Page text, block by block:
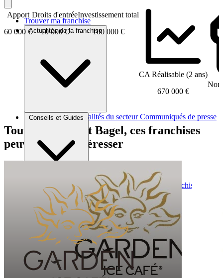
Trouver ma franchise
Actualités de la franchise
Brèves et actus Actualités du secteur Communiqués de presse
Conseils et Guides
Conseils généraux Devenir franchisé Devenir franchiseur
Apport
60 000 €
Droits d'entrée
10 000 €
Investissement total
100 000 €
CA Réalisable (2 ans)
670 000 €
Tout comme Best Bagel, ces franchises
peuvent vous intéresser